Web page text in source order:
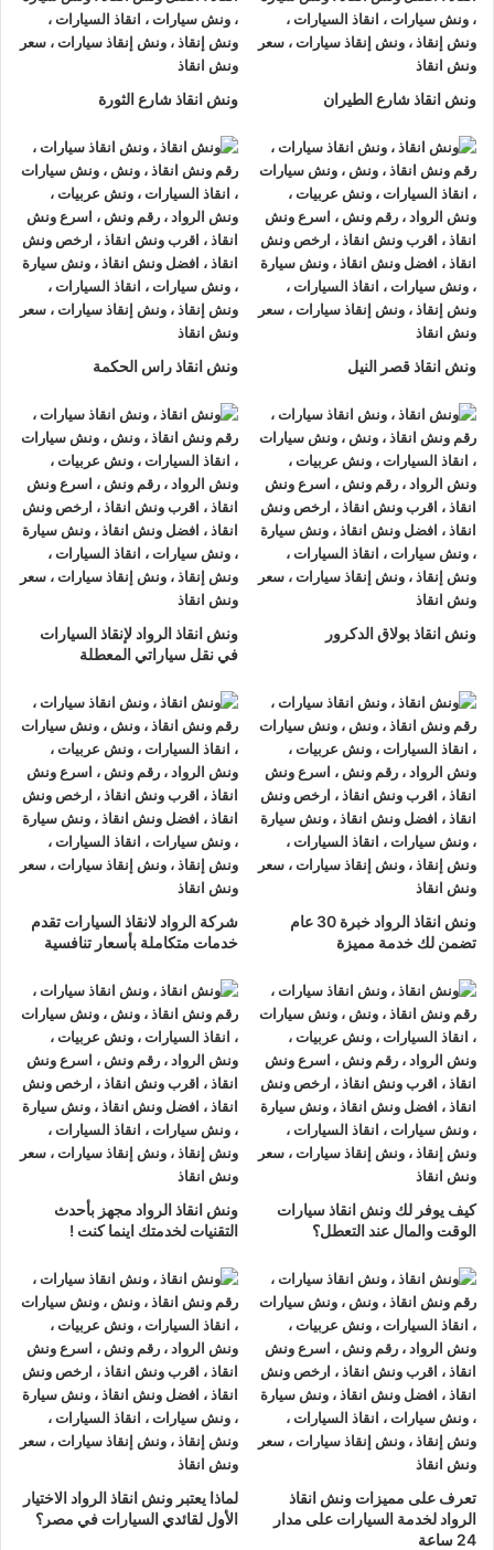
اسوان او على الطريق وذلك لأننا نعمل على مدار الساعة طوال أيام
الأسبوع.
2- الأمان
السيارة امنة تماما حتي الوصول إلي أقرب مركز صيانة.
3- الخبرة
فريق عمل شركة الرواد لإنقاذ و رفع السيارات مدرب على كيفيةنقل
السياراتوتثبيتها عليونش الانقاذ
وذلك إلى جانب خبرتهم المتميزة
في اختيار أسرع الطرق.
تنتشر
اوناش الانقاذ في اسوان
أو علي الطرق الرئيسية في جميع
انحاء الجمهورية وهو ما يسمح بسرعة وصولونش انقاذ السيارات
اليك خلال 15 دقيقة بحد اقصي.
ونش انقاذ الروادلدينا دائماونش انقاذ سيارات في اسوانلسحب و
إنقاذ سيارتك وأخذك الي اقرب مركز صيانة أو وكيل معتمد ، أتصل بنا
الان ولا تتردد
أرخص ونش انقاذ في اسوان
نحن نعمل على مدار الساعة ، اتصل الان 01063144040
–
يصلك ونش انقاذ سيارات
و مجهز بأحدث المعدات وأحدث وسائل الأمان والراحة.
ونش انقاذ سيارات اسوان
ما يميزنا عن غيرنا انفرادنا بتقديم خدماتنا باحترافية عالية ونعمل منذ
عام 2002 على الطرق السريعة بكافة انحاء جمهورية مصر العربية
لبناء جسور من الثقة المتبادلة بين الشركة وعملائها و انقاذ ونقل
السيارات
سحب السياراتمن الحوادث.
اسرعونش انقاذ سياراتفي اسوان
ونش انقاذ سيارات اسوان لدينا ونش انقاذ سيارات مزود بمعدات
حديثة و مجهزة لـسحب السيارات من الاعطال والحوادث نحنأسرع
ونش انقاذ سياراتيرجي الاتصال بنا عليرقم ونش انقاذ سيارات
01063144040
–
01093018585
–
01120018852ليصلك
اقرب ونش انقاذفي غضون 15 دقائق بحد اقصي.
تليفون ونش انقاذ سياراتفي اسوان
ونش انقاذ اسواننحن أرخص ونش أنقاذفي اسوان وأسرع ونش
منك ,ونش انقاذاسوان منونش انقاذ
الرواد نعمل منذ 33 عاما
ومتخصصون في أنقاذ ورفع السيارات وخدمات الإنقاذ السريع ولدينا
اسطول سيارات إنقاذ منتشرة في اسوان و جميع انحاء الجمهورية
لإنقاذ و رفع السيارات المعطلة و سيارات الحوادث.
تتميز خدمةإنقاذ السياراتمن شركة الرواد
لإنقاذ و رفع السيارات بالأتي :
نتعهد بوصولونش الانقاذ بسرعة إلىموقعكفي اسوان خلال
10 دقائق بحد اقصي.
ونش انقاذ شارع الطيران ونش انقاذ شارع الثورة
ونش انقاذ قصر النيل ونش انقاذ راس الحكمة
ونش انقاذ بولاق الدكرور
ونش انقاذ الرواد لإنقاذ السيارات
في نقل سياراتي المعطلة
ونش انقاذ الرواد خبرة 30 عام
تضمن لك خدمة مميزة
شركة الرواد لانقاذ السيارات تقدم
خدمات متكاملة بأسعار تنافسية
كيف يوفر لك ونش انقاذ سيارات
الوقت والمال عند التعطل؟
ونش انقاذ الرواد مجهز بأحدث
التقنيات لخدمتك اينما كنت !
تعرف على مميزات ونش انقاذ
الرواد لخدمة السيارات على مدار
24 ساعة
لماذا يعتبر ونش انقاذ الرواد الاختيار
الأول لقائدي السيارات في مصر؟